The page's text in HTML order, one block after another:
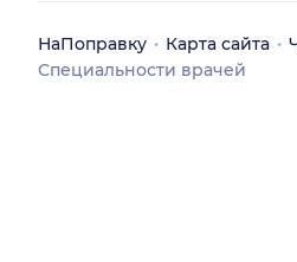
НаПоправку Карта сайта
Специальности врачей